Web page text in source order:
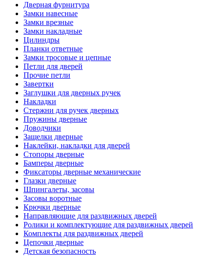
Дверная фурнитура
Замки навесные
Замки врезные
Замки накладные
Цилиндры
Планки ответные
Замки тросовые и цепные
Петли для дверей
Прочие петли
Завертки
Заглушки для дверных ручек
Накладки
Стержни для ручек дверных
Пружины дверные
Доводчики
Защелки дверные
Наклейки, накладки для дверей
Стопоры дверные
Бамперы дверные
Фиксаторы дверные механические
Глазки дверные
Шпингалеты, засовы
Засовы воротные
Крючки дверные
Направляющие для раздвижных дверей
Ролики и комплектующие для раздвижных дверей
Комплекты для раздвижных дверей
Цепочки дверные
Детская безопасность